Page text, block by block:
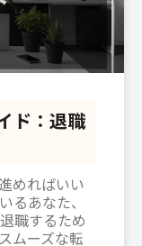
ド：退職
めればいい
あなた、
職するため
ムーズな転